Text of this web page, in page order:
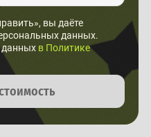
вы даёте
данных.
данных в Политике